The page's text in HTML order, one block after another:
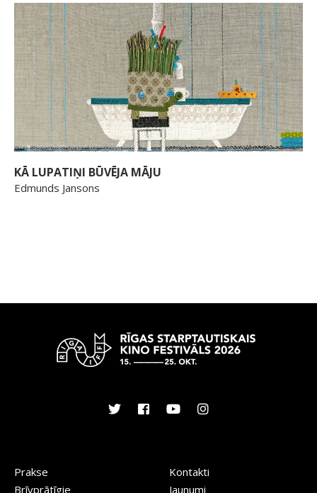
KĀ LUPATIŅI BŪVĒJA MĀJU
Edmunds Jansons
Prakse
Brīvprātīgie
Kontakti
Jaunumi